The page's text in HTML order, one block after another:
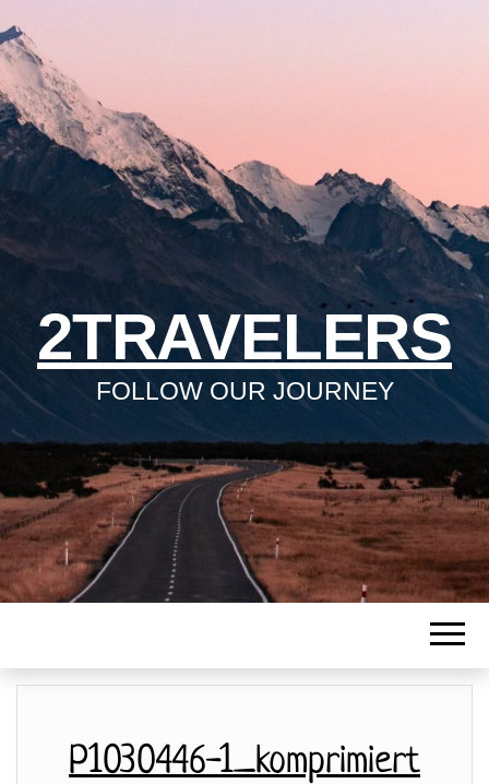
2TRAVELERS
FOLLOW OUR JOURNEY
P1030446-1_komprimiert